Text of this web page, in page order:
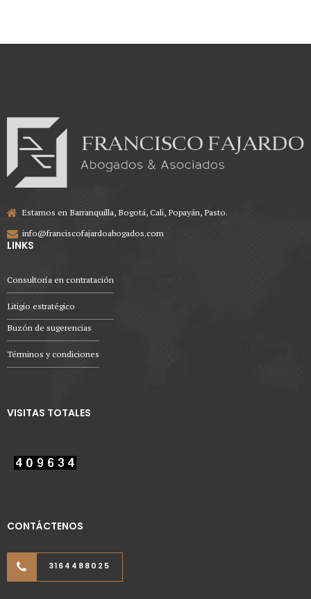
Estamos en Barranquilla, Bogotá, Cali, Popayán, Pasto.
info@franciscofajardoabogados.com
LINKS
Consultoría en contratación
Litigio estratégico
Buzón de sugerencias
Términos y condiciones
VISITAS TOTALES
CONTÁCTENOS
3164488025